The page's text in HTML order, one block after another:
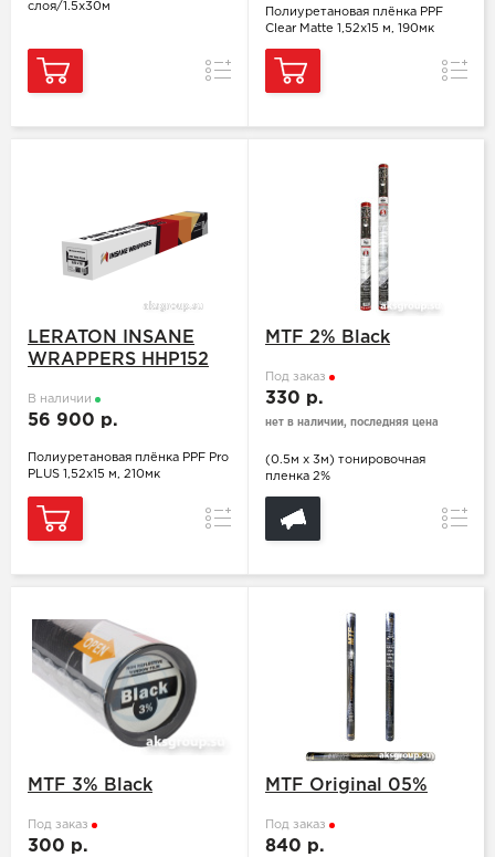
слоя/1.5x30м
Сравнение
Полиуретановая плёнка PPF
Clear Matte 1,52x15 м, 190мк
LERATON INSANE
WRAPPERS HHP152
В наличии
56 900 р.
Полиуретановая плёнка PPF Pro
PLUS 1,52x15 м, 210мк
Сравнение
MTF 2% Black
Под заказ
330 р.
нет в наличии, последняя цена
(0.5м х 3м) тонировочная
пленка 2%
MTF 3% Black
Под заказ
300 р.
MTF Original 05%
Под заказ
840 р.